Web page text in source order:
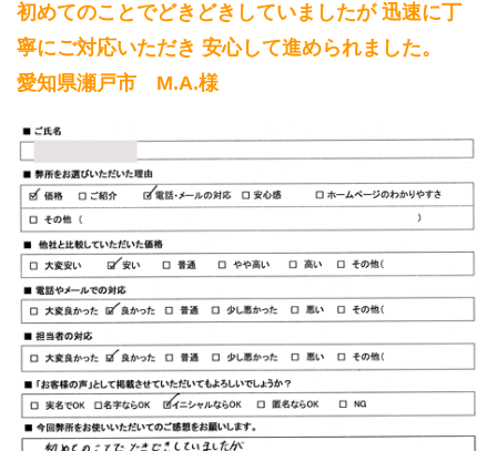
初めてのことでどきどきしていましたが 迅速に丁
寧にご対応いただき 安心して進められました。
愛知県瀬戸市 M.A.様